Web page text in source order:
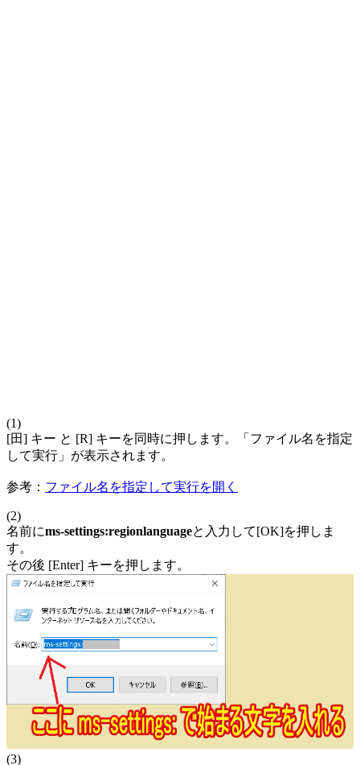
(1)
[田] キー と [R] キーを同時に押します。「ファイル名を指定
して実行」が表示されます。
参考： ファイル名を指定して実行を開く
(2)
名前にms-settings:regionlanguageと入力して[OK]を押しま
す。
その後 [Enter] キーを押します。
(3)